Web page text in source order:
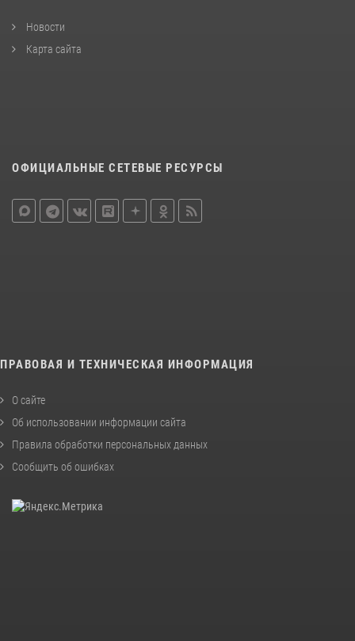
Новости
Карта сайта
ОФИЦИАЛЬНЫЕ СЕТЕВЫЕ РЕСУРСЫ
ПРАВОВАЯ И ТЕХНИЧЕСКАЯ ИНФОРМАЦИЯ
О сайте
Об использовании информации сайта
Правила обработки персональных данных
Сообщить об ошибках